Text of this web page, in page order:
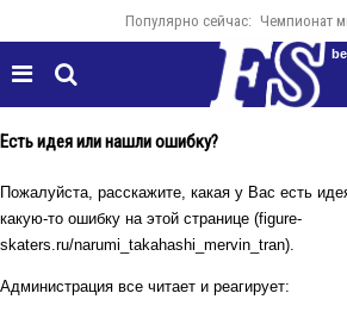
Популярно сейчас: Чемпионат
 
Есть идея или нашли ошибку?
Пожалуйста, расскажите, какая у Вас есть
какую-то ошибку на этой странице (figure-
skaters.ru/narumi_takahashi_mervin_tran).
Администрация все читает и реагирует: